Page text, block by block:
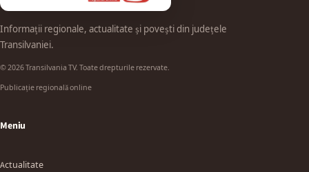
Informații regionale, actualitate și povești din județele
Transilvaniei.
© 2026 Transilvania TV. Toate drepturile rezervate.
Publicație regională online
Meniu
Actualitate